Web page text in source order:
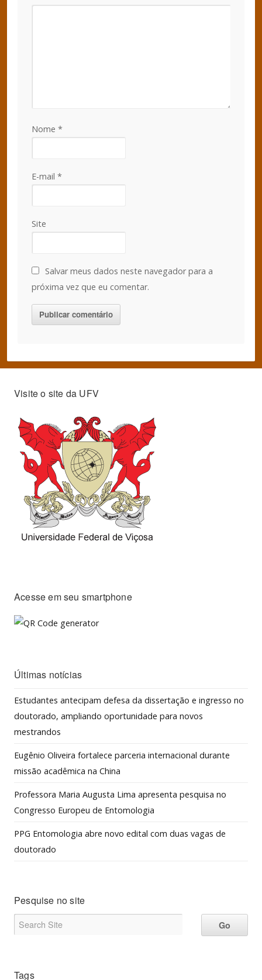
Nome *
E-mail *
Site
Salvar meus dados neste navegador para a
próxima vez que eu comentar.
Visite o site da UFV
Acesse em seu smartphone
Últimas notícias
Estudantes antecipam defesa da dissertação e ingresso no
doutorado, ampliando oportunidade para novos
mestrandos
Eugênio Oliveira fortalece parceria internacional durante
missão acadêmica na China
Professora Maria Augusta Lima apresenta pesquisa no
Congresso Europeu de Entomologia
PPG Entomologia abre novo edital com duas vagas de
doutorado
Pesquise no site
Tags